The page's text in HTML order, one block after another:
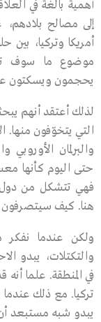
أهمية بالغة في
إلى مصالح
أمريكا وتركيا، بين
موضوع ما سوف
يحجمون ويسكتون عن
لذلك أعتقد أنهم
التي يتخوّفون منها.
والبرلمان
حتى اليوم كأنها
فهي تتشكل من دول
هنا. كيف سيتصرفون
ولكن عندما نفكر
والتكتلات، يبدو
في المنطقة. علما أنه
تركيا. مع ذلك عندما
يبدو شبه مستبعد